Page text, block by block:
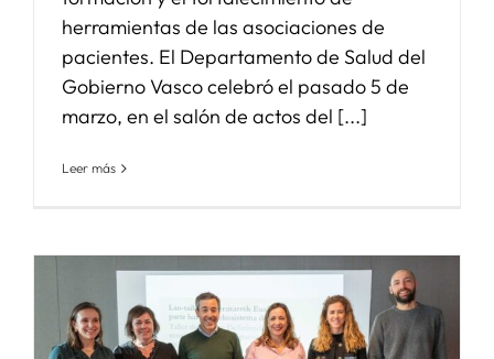
herramientas de las asociaciones de
pacientes. El Departamento de Salud del
Gobierno Vasco celebró el pasado 5 de
marzo, en el salón de actos del [...]
Leer más